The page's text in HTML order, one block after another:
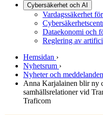
Cybersäkerhet och AI
Vardagssäkerhet
Dataekonomi och
Reglering av
Hemsidan ›
Nyhetsrum ›
Nyheter och meddelanden
Anna Karjalainen blir ny
samhällsrelationer vid
Traficom